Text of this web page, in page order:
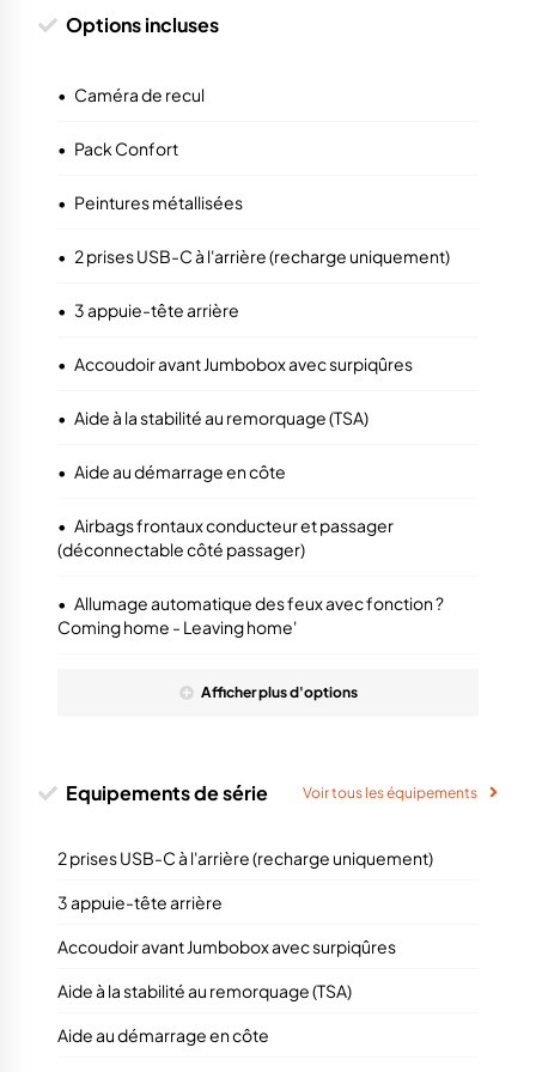
Options incluses
• Caméra de recul
• Pack Confort
• Peintures métallisées
• 2 prises USB-C à l'arrière (recharge uniquement)
• 3 appuie-tête arrière
• Accoudoir avant Jumbobox avec surpiqûres
• Aide à la stabilité au remorquage (TSA)
• Aide au démarrage en côte
• Airbags frontaux conducteur et passager
(déconnectable côté passager)
• Allumage automatique des feux avec fonction ?
Coming home - Leaving home'
Afficherplusd'options
Equipements de série Voir tous les équipements
2 prises USB-C à l'arrière (recharge uniquement)
3 appuie-tête arrière
Accoudoir avant Jumbobox avec surpiqûres
Aide à la stabilité au remorquage (TSA)
Aide au démarrage en côte